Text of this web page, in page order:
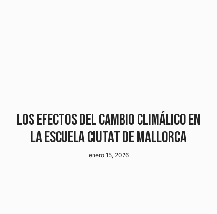
LOS EFECTOS DEL CAMBIO CLIMÁLICO EN
LA ESCUELA CIUTAT DE MALLORCA
enero 15, 2026